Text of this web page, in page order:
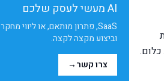
AI מעשי לעסק שלכם
SaaS, פתרון מותאם, או ליווי מחקר
וביצוע מקצה לקצה.
צרו קשר→